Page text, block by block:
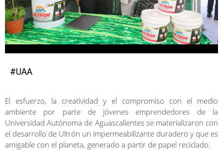
#UAA
El esfuerzo, la creatividad y el compromiso con el medio
ambiente por parte de jóvenes emprendedores de la
Universidad Autónoma de Aguascalientes se materializaron con
el desarrollo de Ultrón un impermeabilizante duradero y que es
amigable con el planeta, generado a partir de papel reciclado.